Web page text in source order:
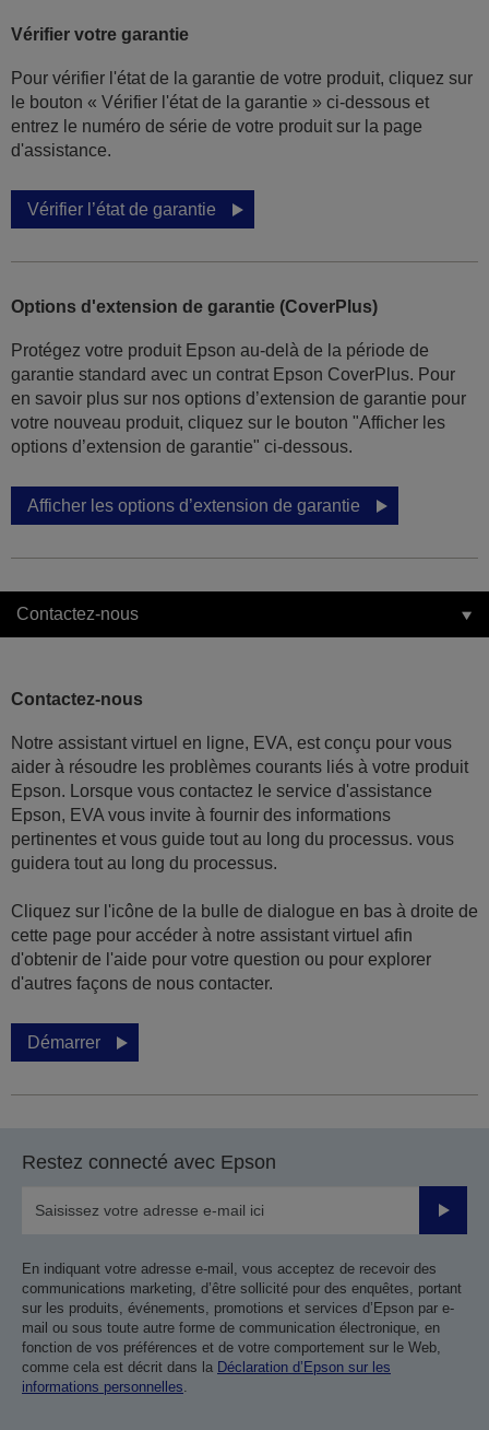
Vérifier votre garantie
Pour vérifier l'état de la garantie de votre produit, cliquez sur
le bouton « Vérifier l'état de la garantie » ci-dessous et
entrez le numéro de série de votre produit sur la page
d'assistance.
Vérifier l’état de garantie
Options d'extension de garantie (CoverPlus)
Protégez votre produit Epson au-delà de la période de
garantie standard avec un contrat Epson CoverPlus. Pour
en savoir plus sur nos options d’extension de garantie pour
votre nouveau produit, cliquez sur le bouton "Afficher les
options d’extension de garantie" ci-dessous.
Afficher les options d’extension de garantie
Contactez-nous
Contactez-nous
Notre assistant virtuel en ligne, EVA, est conçu pour vous
aider à résoudre les problèmes courants liés à votre produit
Epson. Lorsque vous contactez le service d'assistance
Epson, EVA vous invite à fournir des informations
pertinentes et vous guide tout au long du processus. vous
guidera tout au long du processus.
Cliquez sur l'icône de la bulle de dialogue en bas à droite de
cette page pour accéder à notre assistant virtuel afin
d'obtenir de l'aide pour votre question ou pour explorer
d'autres façons de nous contacter.
Démarrer
Restez connecté avec Epson
Valider
En indiquant votre adresse e-mail, vous acceptez de recevoir des
communications marketing, d’être sollicité pour des enquêtes, portant
sur les produits, événements, promotions et services d’Epson par e-
mail ou sous toute autre forme de communication électronique, en
fonction de vos préférences et de votre comportement sur le Web,
comme cela est décrit dans la Déclaration d’Epson sur les
informations personnelles.